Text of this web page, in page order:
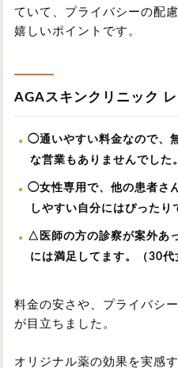
ていて、プライバシーの配
嬉しいポイントです。
AGAスキンクリニック
◯通いやすい料金なので、
な営業もありませんでした
◯女性専用で、他の患者さ
しやすい自分にはぴったり
△医師の方の診察が案外あ
には満足してます。（30代
料金の安さや、プライバシ
が目立ちました。
オリジナル薬の効果を実感